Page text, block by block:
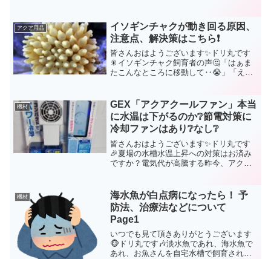
フィルターを置いてない店はないと言え
る程、超人気の外部フィル...
アクア用品
イソギンチャクが動き回る原因、
注意点、解決策はこちら❗
皆さんおはようございます✨ドリ丸です
🎇イソギンチャク飼育者の声🤔「はぁま
たこんなところに移動して‥😭」「え～
移動したけど、ポンブに巻き込まれたら
大変😱」等々、カクレクマ...
機材
GEX「アクアクールファン」本当
に水温は下がるのか❔節電対策に
冷却ファンはあり❔なし❔
皆さんおはようございます✨ドリ丸です
🎉夏場の水槽水温上昇への対策はお済み
ですか？電気代が高騰する昨今、アクア
シといった水温に敏感なサンゴ飼育をさ
れている方であれば、当然...
機材
海水魚が白点病になったら！ 予
防法、治療法などについて
Page1
いつでも見て頂きありがとうございます
🐵ドリ丸です🎶淡水魚であれ、海水魚で
あれ、お魚さんを自宅水槽で飼育されて